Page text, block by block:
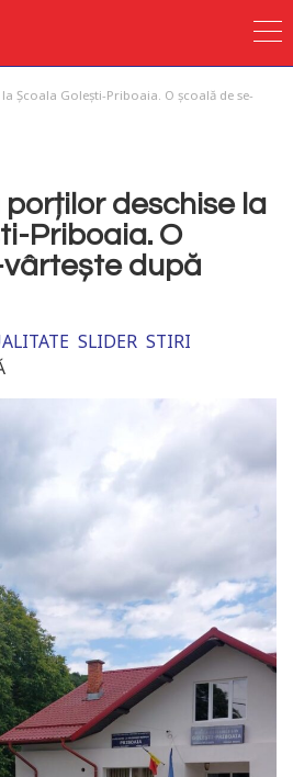
Școala Golești-Priboaia. O școală de se-
porților deschise la
Priboaia. O
după
SLIDER STIRI